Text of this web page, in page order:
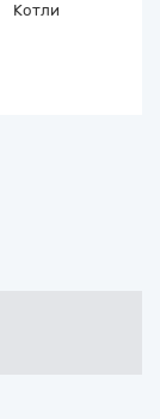
Котли